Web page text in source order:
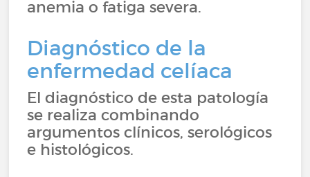
anemia o fatiga severa.
Diagnóstico de la
enfermedad celíaca
El diagnóstico de esta patología
se realiza combinando
argumentos clínicos, serológicos
e histológicos.